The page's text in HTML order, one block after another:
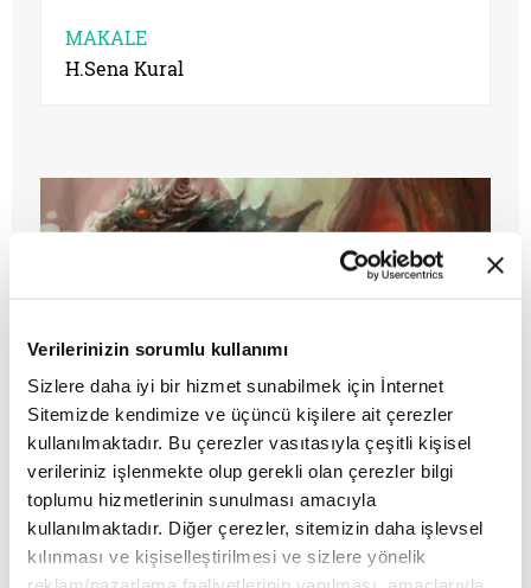
Verilerinizin sorumlu kullanımı
Sizlere daha iyi bir hizmet sunabilmek için İnternet
Sitemizde kendimize ve üçüncü kişilere ait çerezler
kullanılmaktadır. Bu çerezler vasıtasıyla çeşitli kişisel
verileriniz işlenmekte olup gerekli olan çerezler bilgi
toplumu hizmetlerinin sunulması amacıyla
kullanılmaktadır. Diğer çerezler, sitemizin daha işlevsel
kılınması ve kişiselleştirilmesi ve sizlere yönelik
MAKALE
H.Sena Kural
Siyasal yenilginin melankolisi
MAKALE
Meryem İlayda Atlas